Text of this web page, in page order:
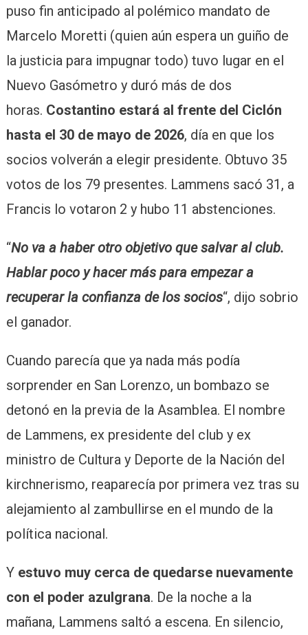
puso fin anticipado al polémico mandato de
Marcelo Moretti (quien aún espera un guiño de
la justicia para impugnar todo) tuvo lugar en el
Nuevo Gasómetro y duró más de dos
horas. Costantino estará al frente del Ciclón
hasta el 30 de mayo de 2026, día en que los
socios volverán a elegir presidente. Obtuvo 35
votos de los 79 presentes. Lammens sacó 31, a
Francis lo votaron 2 y hubo 11 abstenciones.
“No va a haber otro objetivo que salvar al club.
Hablar poco y hacer más para empezar a
recuperar la confianza de los socios“, dijo sobrio
el ganador.
Cuando parecía que ya nada más podía
sorprender en San Lorenzo, un bombazo se
detonó en la previa de la Asamblea. El nombre
de Lammens, ex presidente del club y ex
ministro de Cultura y Deporte de la Nación del
kirchnerismo, reaparecía por primera vez tras su
alejamiento al zambullirse en el mundo de la
política nacional.
Y estuvo muy cerca de quedarse nuevamente
con el poder azulgrana. De la noche a la
mañana, Lammens saltó a escena. En silencio,